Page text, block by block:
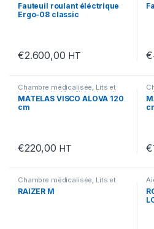
Fauteuil roulant éléctrique
Ergo-08 classic
€2.600,00 HT €
Chambre médicalisée, Lits et
tables de lit, Mobilité et handicap
MATELAS VISCO ALOVA 120
cm
€220,00 HT €
Chambre médicalisée, Lits et
tables de lit Mobilité et handicap
RAIZER M